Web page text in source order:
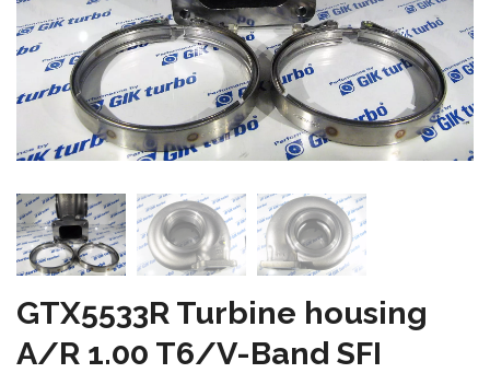
GTX5533R Turbine housing
A/R 1.00 T6/V-Band SFI